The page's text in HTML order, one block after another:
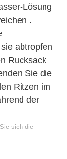
Lösung
.
abtropfen
Rucksack
Sie die
Ritzen im
der
sich die